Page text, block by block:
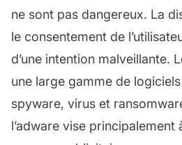
ne sont pas dangereux. La
le consentement de
d’une intention malveillante.
une large gamme de
spyware, virus et
l’adware vise principalement